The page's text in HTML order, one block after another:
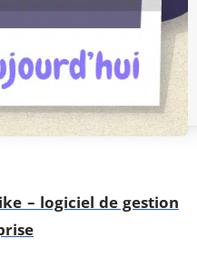
– logiciel de gestion